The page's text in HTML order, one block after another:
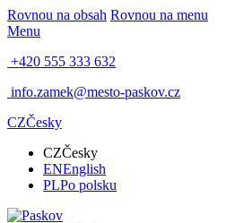
Rovnou na obsah Rovnou na menu
Menu
+420 555 333 632
info.zamek@mesto-paskov.cz
CZČesky
CZČesky
ENEnglish
PLPo polsku